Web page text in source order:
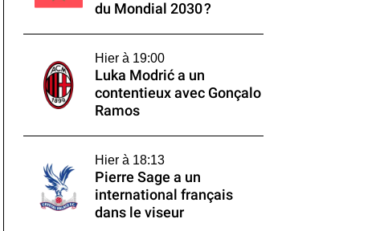
du Mondial 2030 ?
Hier à 19:00
Luka Modrić a un
contentieux avec Gonçalo
Ramos
Hier à 18:13
Pierre Sage a un
international français
dans le viseur